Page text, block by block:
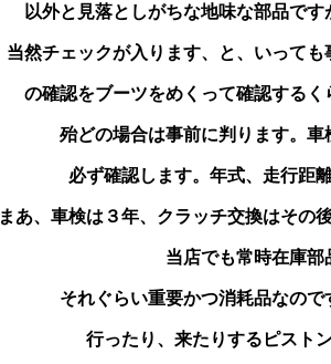
以外と見落としがちな地味な部品で
当然チェックが入ります、と、いって
の確認をブーツをめくって確認するく
殆どの場合は事前に判ります。
必ず確認します。年式、走行距
まあ、車検は３年、クラッチ交換はその
当店でも常時在庫部
それぐらい重要かつ消耗品なの
行ったり、来たりするピスト